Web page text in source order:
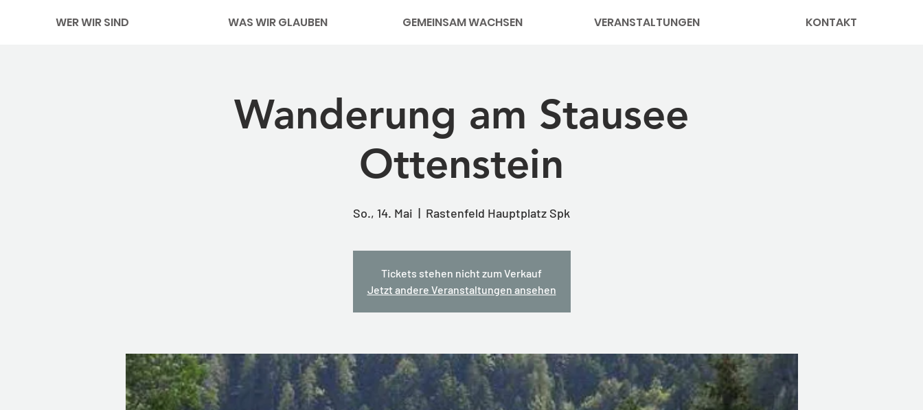
WER WIR SIND WAS WIR GLAUBEN GEMEINSAM WACHSEN VERANSTALTUNGEN KONTAKT
Wanderung am Stausee
Ottenstein
So., 14. Mai
  |
Rastenfeld Hauptplatz Spk
Tickets stehen nicht zum Verkauf
Jetzt andere Veranstaltungen ansehen